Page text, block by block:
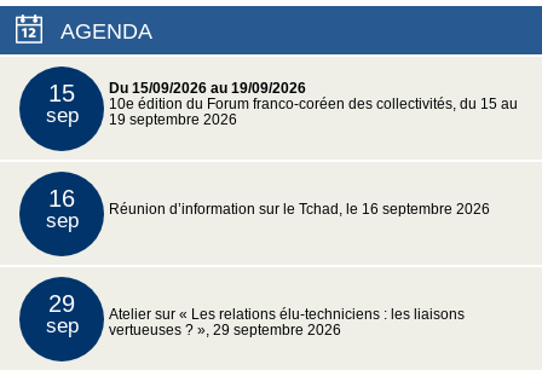
AGENDA
15
sep
Du 15/09/2026 au 19/09/2026
10e édition du Forum franco-coréen des collectivités, du 15 au
19 septembre 2026
16
sep Réunion d’information sur le Tchad, le 16 septembre 2026
29
sep
Atelier sur « Les relations élu-techniciens : les liaisons
vertueuses ? », 29 septembre 2026